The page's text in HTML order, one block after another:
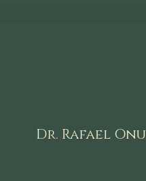
Dr. Rafael